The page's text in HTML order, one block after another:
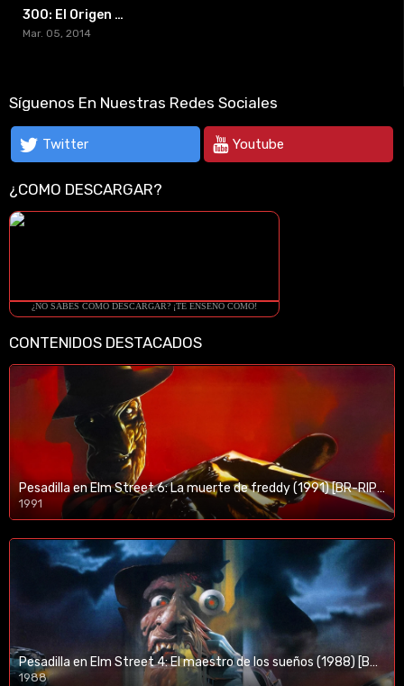
300: El Origen de un Imperio (2014) [BR-RIP] [HD-1080p]
Mar. 05, 2014
Síguenos En Nuestras Redes Sociales
Twitter Youtube
¿COMO DESCARGAR?
¿NO SABES COMO DESCARGAR? ¡TE ENSEÑO COMO!
CONTENIDOS DESTACADOS
Pesadilla en Elm Street 6: La muerte de freddy (1991) [BR-RIP] [HD-1080p]
1991
Pesadilla en Elm Street 4: El maestro de los sueños (1988) [BR-RIP] [HD-1080p]
1988